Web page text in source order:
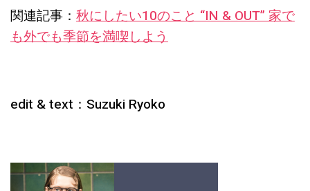
関連記事： 秋にしたい10のこと “IN & OUT” 家で
も外でも季節を満喫しよう
edit & text：Suzuki Ryoko